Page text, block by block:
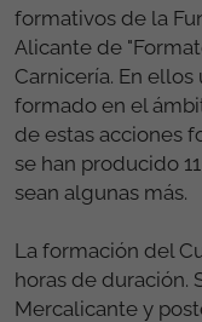
formativos de la
Alicante de
Carnicería. En
formado en el
de estas acciones
se han producido
sean algunas más.
La formación del
horas de duración.
Mercalicante y